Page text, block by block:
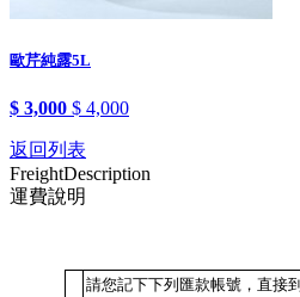
歐芹純露5L
$ 3,000 $ 4,000
返回列表
FreightDescription
運費說明
請您記下下列匯款帳號，直接